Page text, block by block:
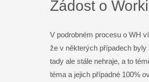
Telegram
Žádost o
V podrobném procesu o WH
že v některých případech
tady ale stále nehraje, a to
téma a jejich případné 100%